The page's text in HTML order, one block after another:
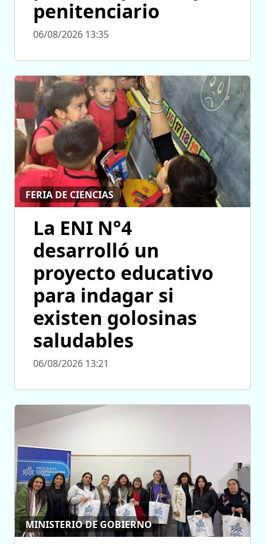
penitenciario
06/08/2026 13:35
FERIA DE CIENCIAS
La ENI N°4
desarrolló un
proyecto educativo
para indagar si
existen golosinas
saludables
06/08/2026 13:21
MINISTERIO DE GOBIERNO